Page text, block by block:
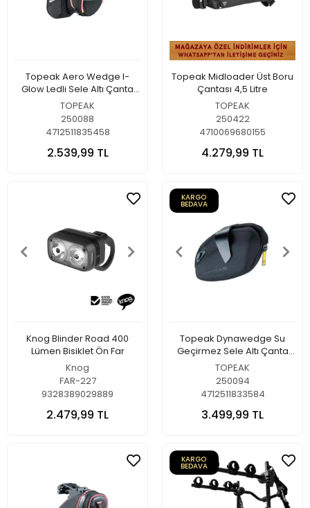
Topeak Aero Wedge I-
Glow Ledli Sele Altı Çanta
0.7 L
TOPEAK
250088
4712511835458
2.539,99 TL
Topeak Midloader Üst Boru
Çantası 4,5 Litre
TOPEAK
250422
4710069680155
4.279,99 TL
Knog Blinder Road 400
Lümen Bisiklet Ön Far
Knog
FAR-227
9328389029889
2.479,99 TL
KARGO
BEDAVA
Topeak Dynawedge Su
Geçirmez Sele Altı Çanta
0.8L
TOPEAK
250094
4712511833584
3.499,99 TL
KARGO
BEDAVA